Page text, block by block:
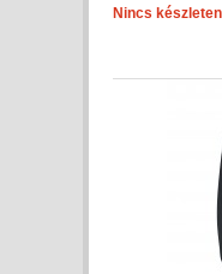
Nincs készleten